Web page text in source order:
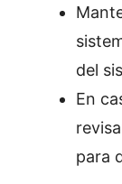
del
En
para